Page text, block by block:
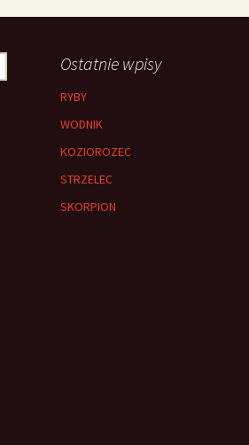
Ostatnie wpisy
RYBY
WODNIK
KOZIOROZEC
STRZELEC
SKORPION